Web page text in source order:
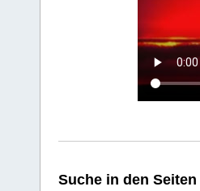
Suche in den Seiten